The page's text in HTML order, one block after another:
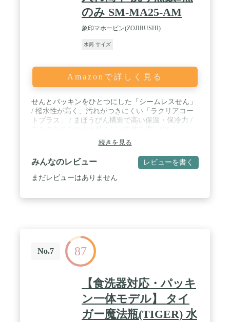
のみ SM-MA25-AM
象印マホービン(ZOJIRUSHI)
水筒 サイズ
Amazonで詳しく見る
せんとパッキンをひとつにした「シームレスせん」
/ 撥水性が高く、汚れがつきにくい「ラクリアコー
トプラス」 / まほうびん構造で高い保温・保冷力 /
続きを見る
みんなのレビュー レビューを書く
まだレビューはありません
No.7 87
【食洗器対応・パッキ
ン一体モデル】 タイ
ガー魔法瓶(TIGER) 水